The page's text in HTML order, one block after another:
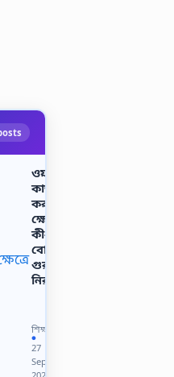
ওয়ার্কশীটে
কাজ
করার
ক্ষেত্রে
কী-
বোর্ডের
গুরুত্ব
নিরূপন
HSC
বিএম-2021
বিষয়:
কম্পিউটার
শিক্ষা
●
27
Sep